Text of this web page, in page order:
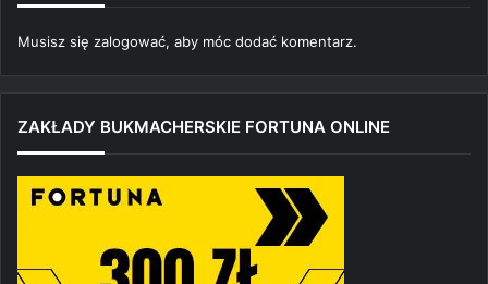
Musisz się zalogować, aby móc dodać komentarz.
ZAKŁADY BUKMACHERSKIE FORTUNA ONLINE